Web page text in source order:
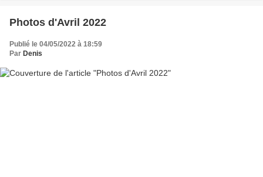
Photos d'Avril 2022
Publié le 04/05/2022 à 18:59
Par Denis